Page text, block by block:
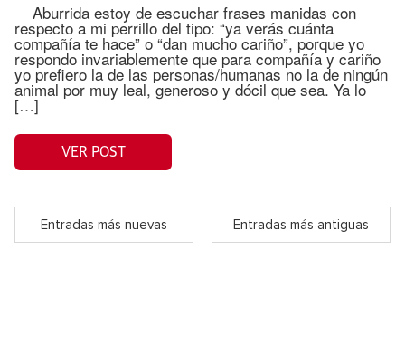
Aburrida estoy de escuchar frases manidas con
respecto a mi perrillo del tipo: “ya verás cuánta
compañía te hace” o “dan mucho cariño”, porque yo
respondo invariablemente que para compañía y cariño
yo prefiero la de las personas/humanas no la de ningún
animal por muy leal, generoso y dócil que sea. Ya lo
[…]
VER POST
Entradas más nuevas Entradas más antiguas